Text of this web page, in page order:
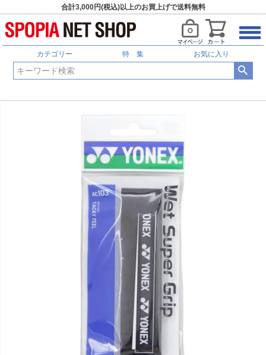
合計3,000円(税込)以上のお買上げで送料無料
カテゴリー 特 集 お気に入り